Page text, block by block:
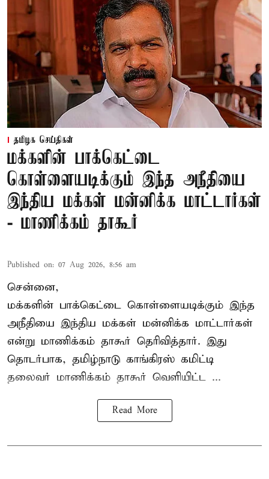
தமிழக செய்திகள்
மக்களின் பாக்கெட்டை
கொள்ளையடிக்கும் இந்த அநீதியை
இந்திய மக்கள் மன்னிக்க மாட்டார்கள்
- மாணிக்கம் தாகூர்
Published on: 07 Aug 2026, 8:56 am
சென்னை,
மக்களின் பாக்கெட்டை கொள்ளையடிக்கும் இந்த
அநீதியை இந்திய மக்கள் மன்னிக்க மாட்டார்கள்
என்று மாணிக்கம் தாகூர் தெரிவித்தார். இது
தொடர்பாக, தமிழ்நாடு காங்கிரஸ் கமிட்டி
தலைவர் மாணிக்கம் தாகூர் வெளியிட்ட ...
Read More